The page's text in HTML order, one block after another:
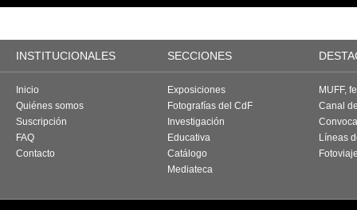
INSTITUCIONALES SECCIONES
Inicio
Quiénes somos
Suscripción
FAQ
Contacto
Exposiciones
Fotografías del CdF
Investigación
Educativa
Catálogo
Mediateca
MUFF,
Canal
Líneas